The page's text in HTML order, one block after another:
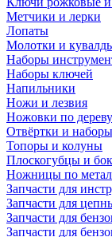
Метчики и лерки
Лопаты
Молотки и
Наборы
Наборы ключей
Напильники
Ножи и лезвия
Ножовки по
Отвёртки и
Топоры и колуны
Плоскогубцы и
Ножницы по
Запчасти для
Запчасти для
Запчасти для
Запчасти для